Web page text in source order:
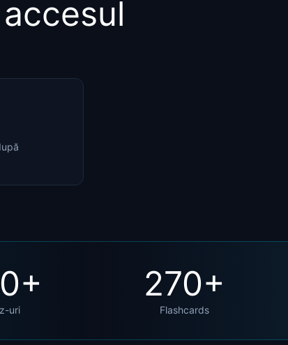
0+
uri
270+
Flashcards